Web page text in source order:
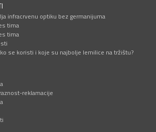
infracrvenu optiku bez germanijuma
tima
tima
se koristi i koje su najbolje lemilice na tržištu?
reklamacije